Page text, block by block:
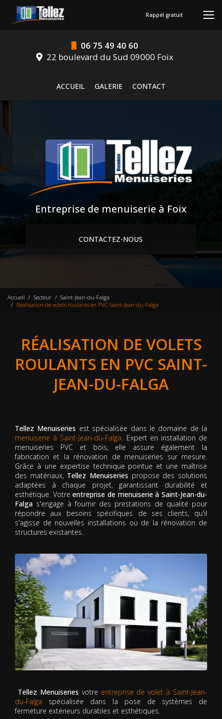
contenu
06 75 49 40 60
22 boulevard du Sud 09000 Foix
ACCUEIL
GALERIE CONTACT
Rappel gratuit
Entreprise de menuiserie à Foix
CONTACTEZ-NOUS
Accueil Secteur
Saint-Jean-du-Falga
Réalisation de volets roulants en PVC Saint-Jean-du-Falga
RÉALISATION DE VOLETS
ROULANTS EN PVC SAINT-
JEAN-DU-FALGA
Tellez Menuiseries est spécialisée dans le domaine de la
menuiserie à Saint-Jean-du-Falga. Expert en installation de
menuiseries PVC et bois, elle assure également la
fabrication et la rénovation de menuiseries sur mesure.
Grâce à une expertise technique pointue et une maîtrise
des matériaux, Tellez Menuiseries propose des solutions
adaptées à chaque projet, garantissant durabilité et
esthétique. Votreentreprise de menuiserie à Saint-Jean-du-
Falga s'engage à fournir des prestations de qualité pour
répondre aux besoins spécifiques de ses clients, qu'il
s'agisse de nouvelles installations ou de la rénovation de
structures existantes.
Tellez Menuiseries votre entreprise de volet à Saint-Jean-
du-Falga spécialisée dans la pose de systèmes de
fermeture extérieurs durables et esthétiques.